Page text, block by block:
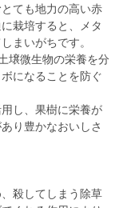
ても地力の高い赤
栽培すると、メタ
まいがちです。
壌微生物の栄養を分
になることを防ぐ
し、果樹に栄養が
り豊かなおいしさ
殺してしまう除草